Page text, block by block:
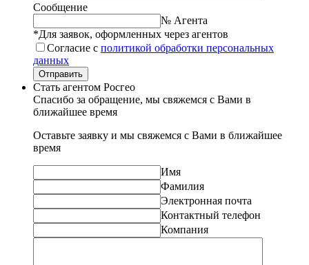
Сообщение
№ Агента
*Для заявок, оформленных через агентов
Согласие с политикой обработки персональных
данных
Отправить
Стать агентом Росгео
Спасибо за обращение, мы свяжемся с Вами в
ближайшее время
Оставьте заявку и мы свяжемся с Вами в ближайшее
время
Имя
Фамилия
Электронная почта
Контактный телефон
Компания